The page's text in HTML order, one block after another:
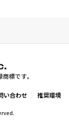
標です。
い合わせ 推奨環境